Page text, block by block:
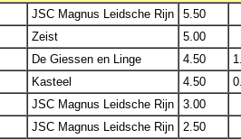
JSC Magnus Leidsche Rijn
5.50
Zeist
5.00
De Giessen en Linge 4.50
Kasteel 4.50
JSC Magnus Leidsche Rijn
3.00
JSC Magnus Leidsche Rijn
2.50